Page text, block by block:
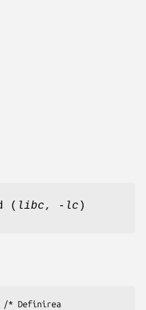
( libc, -lc )
/* Definirea